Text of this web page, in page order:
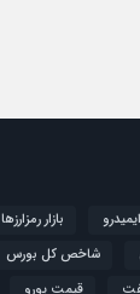
ایمیدرو بازار رمزارزها
شاخص کل بورس
قیمت یورو